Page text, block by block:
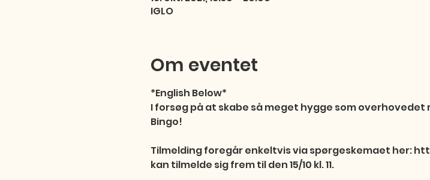
IGLO
Om eventet
*English Below*
I forsøg på at skabe så meget hygge som
Bingo!
Tilmelding foregår enkeltvis via spørgeskemaet her:
kan tilmelde sig frem til den 15/10 kl. 11.